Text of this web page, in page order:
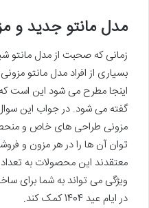
مدل مانتو جدید و
زمانی که صحبت از مدل
بسیاری از افراد مدل مانتو
اینجا مطرح می شود این است که
گفته می شود. در جواب این
مزونی طراحی های خاص و
توان آن ها را در هر مزون و
معتقدند این محصولات به
ویژگی می تواند به شما برای
در ایام عید 1404 کمک کند.